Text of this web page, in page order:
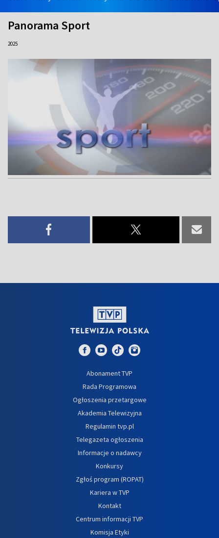
Panorama Sport
2025
Abonament TVP
Rada Programowa
Ogłoszenia przetargowe
Akademia Telewizyjna
Regulamin tvp.pl
Telegazeta ogłoszenia
Informacje o nadawcy
Konkursy
Zgłoś program (ROPAT)
Kariera w TVP
Kontakt
Centrum informacji TVP
Komisja Etyki